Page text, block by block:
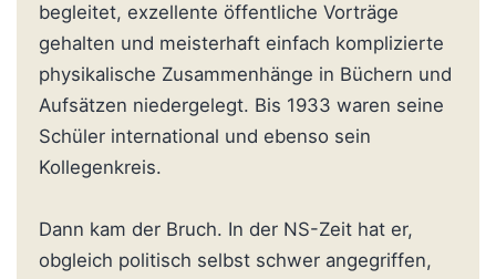
begleitet, exzellente öffentliche Vorträge
gehalten und meisterhaft einfach komplizierte
physikalische Zusammenhänge in Büchern und
Aufsätzen niedergelegt. Bis 1933 waren seine
Schüler international und ebenso sein
Kollegenkreis.
Dann kam der Bruch. In der NS-Zeit hat er,
obgleich politisch selbst schwer angegriffen,